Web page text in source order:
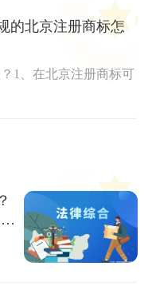
的北京注册商标怎
1、在北京注册商标可